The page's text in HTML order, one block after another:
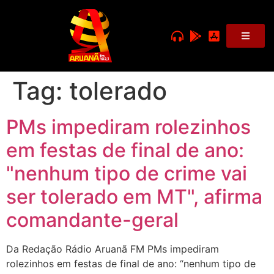
Tag: tolerado
PMs impediram rolezinhos
em festas de final de ano:
"nenhum tipo de crime vai
ser tolerado em MT", afirma
comandante-geral
Da Redação Rádio Aruanã FM PMs impediram
rolezinhos em festas de final de ano: “nenhum tipo de